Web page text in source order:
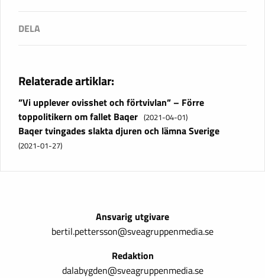
Relaterade artiklar:
”Vi upplever ovisshet och förtvivlan” – Förre
toppolitikern om fallet Baqer (2021-04-01)
Baqer tvingades slakta djuren och lämna Sverige
(2021-01-27)
Ansvarig utgivare
bertil.pettersson@sveagruppenmedia.se
Redaktion
dalabygden@sveagruppenmedia.se